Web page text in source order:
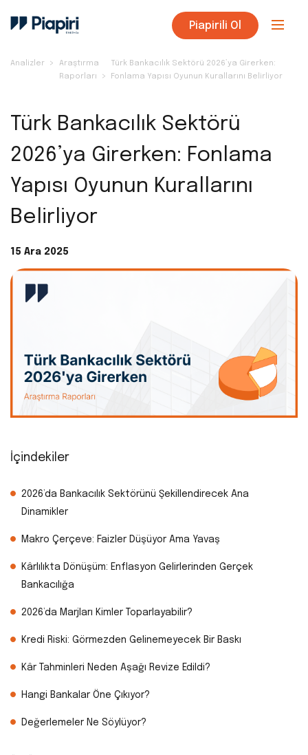
Piapirili Ol
Analizler
Araştırma
Raporları
Türk Bankacılık Sektörü 2026’ya Girerken:
Fonlama Yapısı Oyunun Kurallarını Belirliyor
Türk Bankacılık Sektörü
2026’ya Girerken: Fonlama
Yapısı Oyunun Kurallarını
Belirliyor
15 Ara 2025
İçindekiler
2026’da Bankacılık Sektörünü Şekillendirecek Ana
Dinamikler
Makro Çerçeve: Faizler Düşüyor Ama Yavaş
Kârlılıkta Dönüşüm: Enflasyon Gelirlerinden Gerçek
Bankacılığa
2026’da Marjları Kimler Toparlayabilir?
Kredi Riski: Görmezden Gelinemeyecek Bir Baskı
Kâr Tahminleri Neden Aşağı Revize Edildi?
Hangi Bankalar Öne Çıkıyor?
Değerlemeler Ne Söylüyor?